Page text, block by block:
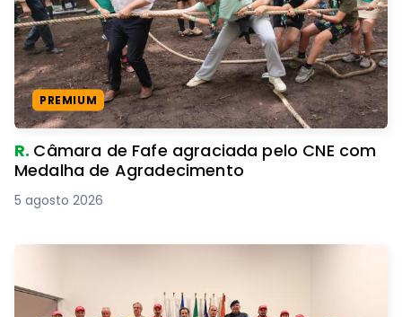
PREMIUM
R. Câmara de Fafe agraciada pelo CNE com
Medalha de Agradecimento
5 agosto 2026